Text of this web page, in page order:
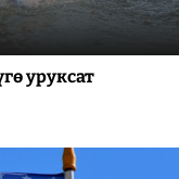
уруксат